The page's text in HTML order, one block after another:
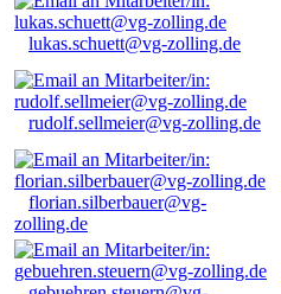
lukas.schuett@vg-zolling.de
rudolf.sellmeier@vg-zolling.de
florian.silberbauer@vg-
zolling.de